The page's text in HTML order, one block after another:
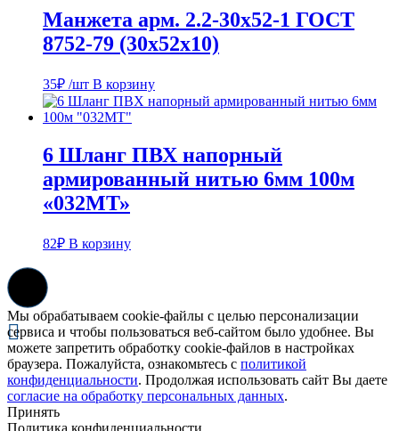
Манжета арм. 2.2-30х52-1 ГОСТ
8752-79 (30х52х10)
35₽ /шт В корзину
6 Шланг ПВХ напорный
армированный нитью 6мм 100м
«032МТ»
82₽ В корзину
Мы обрабатываем cookie-файлы с целью персонализации
сервиса и чтобы пользоваться веб-сайтом было удобнее. Вы
можете запретить обработку cookie-файлов в настройках
браузера. Пожалуйста, ознакомьтесь с политикой
конфиденциальности. Продолжая использовать сайт Вы даете
согласие на обработку персональных данных.
Принять
Политика конфиденциальности